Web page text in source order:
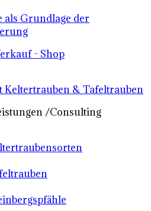
als Grundlage der
- Shop
Keltertrauben & Tafeltrauben
/Consulting